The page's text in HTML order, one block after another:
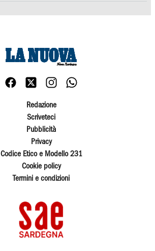
Redazione
Scriveteci
Pubblicità
Privacy
Codice Etico e Modello 231
Cookie policy
Termini e condizioni